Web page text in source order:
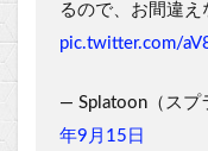
るので、お間違え
pic.twitter.com/
— Splatoon（スプ
年9月15日